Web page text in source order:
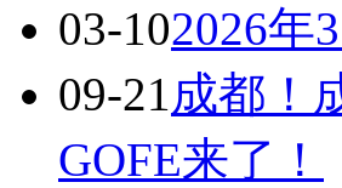
03-102026年
09-21成都！
GOFE来了！